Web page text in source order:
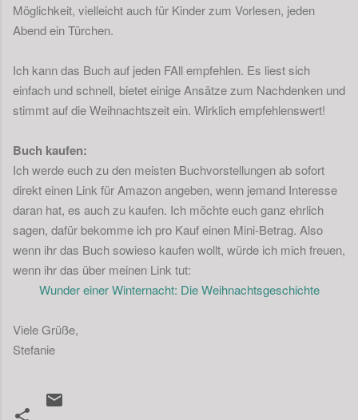
Möglichkeit, vielleicht auch für Kinder zum Vorlesen, jeden
Abend ein Türchen.
Ich kann das Buch auf jeden FAll empfehlen. Es liest sich
einfach und schnell, bietet einige Ansätze zum Nachdenken und
stimmt auf die Weihnachtszeit ein. Wirklich empfehlenswert!
Buch kaufen:
Ich werde euch zu den meisten Buchvorstellungen ab sofort
direkt einen Link für Amazon angeben, wenn jemand Interesse
daran hat, es auch zu kaufen. Ich möchte euch ganz ehrlich
sagen, dafür bekomme ich pro Kauf einen Mini-Betrag. Also
wenn ihr das Buch sowieso kaufen wollt, würde ich mich freuen,
wenn ihr das über meinen Link tut:
Wunder einer Winternacht: Die Weihnachtsgeschichte
Viele Grüße,
Stefanie